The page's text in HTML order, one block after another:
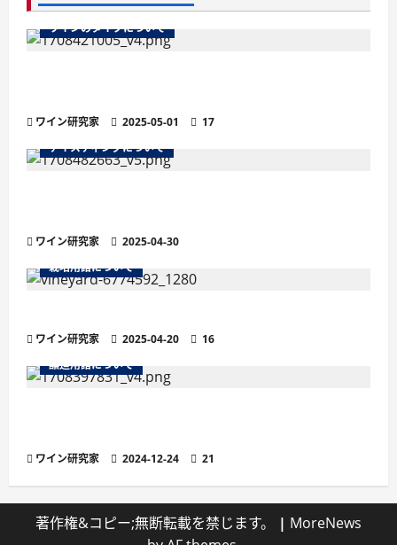
ワインのタイプについて
ワイン研究家 2025-05-01
17
テイスティングについて
ワイン研究家
2025-04-30
栽培用語について
ワイン研究家 2025-04-20
16
醸造用語について
ワイン研究家 2024-12-24 21
著作権&コピー;無断転載を禁じます。 | MoreNews